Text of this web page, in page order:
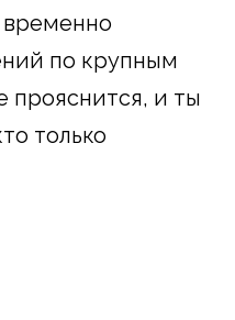
временно
по крупным
прояснится, и ты
только